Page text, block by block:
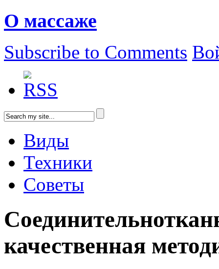
О массаже
Subscribe to Comments
Виды
Техники
Советы
качественная